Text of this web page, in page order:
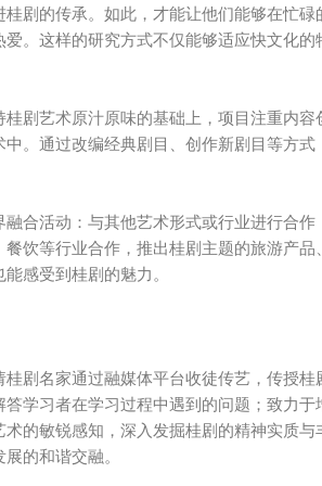
剧的传承。如此，才能让他们能够在忙碌
。这样的研究方式不仅能够适应快文化的
剧艺术原汁原味的基础上，项目注重内容
。通过改编经典剧目、创作新剧目等方式
合活动：与其他艺术形式或行业进行合作
饮等行业合作，推出桂剧主题的旅游产品
感受到桂剧的魅力。
剧名家通过融媒体平台收徒传艺，传授桂
学习者在学习过程中遇到的问题；致力于
的敏锐感知，深入发掘桂剧的精神实质与
的和谐交融。